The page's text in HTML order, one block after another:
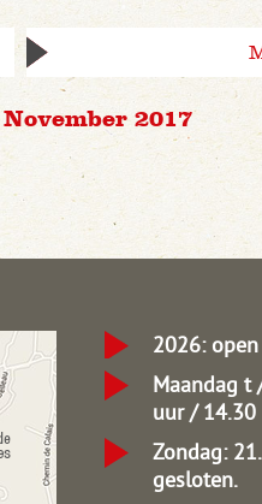
2017
2026:
Maandag t
uur /
Zondag:
gesloten.